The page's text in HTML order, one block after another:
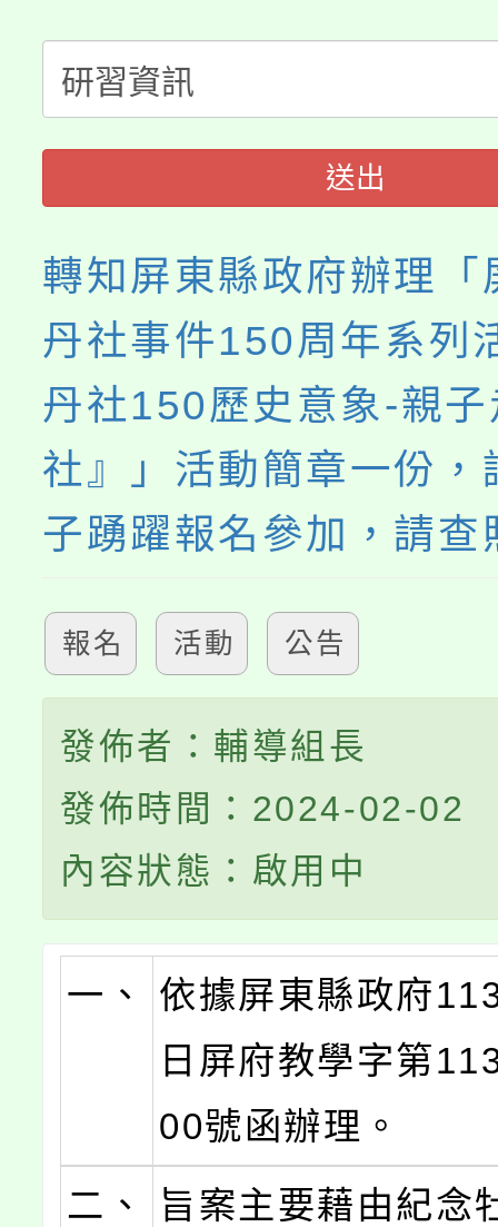
者。
份教師研習
淨零綠生活教案入校路
115年食農教育專業人
送出
轉知屏東縣政府辦理「
丹社事件150周年系列
丹社150歷史意象-親
社』」活動簡章一份，
子踴躍報名參加，請查
報名 活動 公告
發佈者：輔導組長
發佈時間：2024-02-02
內容狀態：啟用中
一、
依據屏東縣政府
日屏府教學字第
00號函辦理。
二、
旨案主要藉由紀念